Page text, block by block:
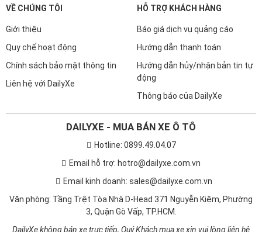
VỀ CHÚNG TÔI
Giới thiệu
Quy chế hoạt động
Chính sách bảo mật thông tin
Liên hệ với DailyXe
HỖ TRỢ KHÁCH HÀNG
Báo giá dịch vụ quảng cáo
Hướng dẫn thanh toán
Hướng dẫn hủy/nhận bản tin tự
động
Thông báo của DailyXe
DAILYXE - MUA BÁN XE Ô TÔ
Hotline: 0899.49.04.07
Email hỗ trợ: hotro@dailyxe.com.vn
Email kinh doanh: sales@dailyxe.com.vn
Văn phòng: Tầng Trệt Tòa Nhà D-Head 371 Nguyễn Kiệm, Phường
3, Quận Gò Vấp, TP.HCM.
DailyXe không bán xe trực tiếp, Quý Khách mua xe xin vui lòng liên hệ